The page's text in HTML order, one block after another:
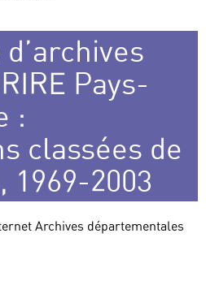
Pays-
:
classées de
1969-2003
Archives départementales